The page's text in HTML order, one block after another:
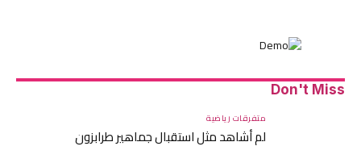
Don't Miss
متفرقات رياضية
لم أشاهد مثل استقبال جماهير طرابزون